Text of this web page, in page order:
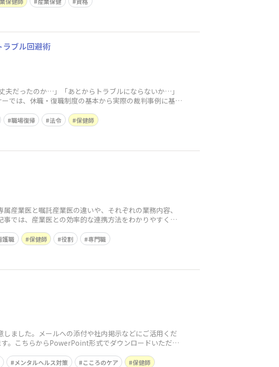
ラブル回避術
夫だったのか…」「あとからトラブルにならないか…」
では、休職・復職制度の基本から実際の裁判事例に基づ
職場復帰 法令 保健師
産業医と嘱託産業医の違いや、それぞれの業務内容、
では、産業医との効率的な連携方法をわかりやすく解
護職 保健師 役割 専門職
ました。メールへの添付や社内掲示などにご活用くだ
。こちらからPowerPoint形式でダウンロードいただけ
メンタルヘルス対策 こころのケア
保健師